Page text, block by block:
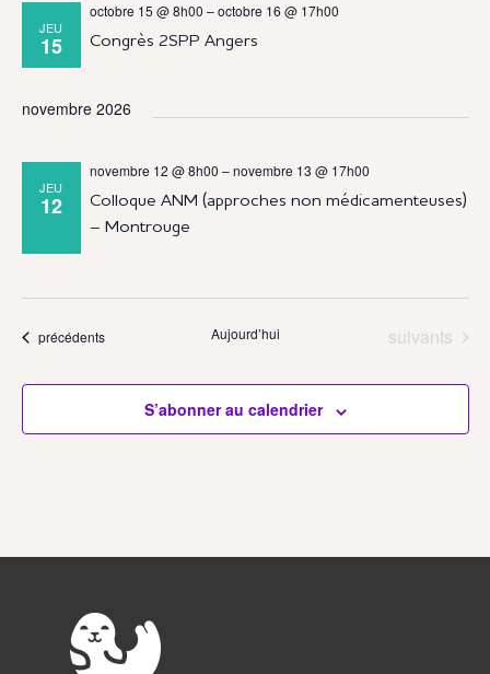
JEU
15 Congrès 2SPP Angers
octobre 15 @ 8h00 –octobre 16 @ 17h00
novembre 2026
JEU
12
Colloque ANM (approches non médicamenteuses)
– Montrouge
novembre 12 @ 8h00 –novembre 13 @ 17h00
Évènements
précédents Aujourd’hui Évènements
suivants
S’abonner au calendrier